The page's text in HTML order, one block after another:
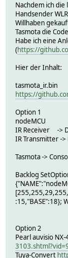
Nachdem ich
Handsender
Willhaben
Tasmota die
Habe ich eine
(https://
Hier der Inhalt:
tasmota_ir.bin
https://
Option 1
nodeMCU
IR Receiver ->
IR Transmitter ->
Tasmota ->
Backlog
:15,"BASE":18};
Option 2
Pearl auvisio
Tuya-Convert